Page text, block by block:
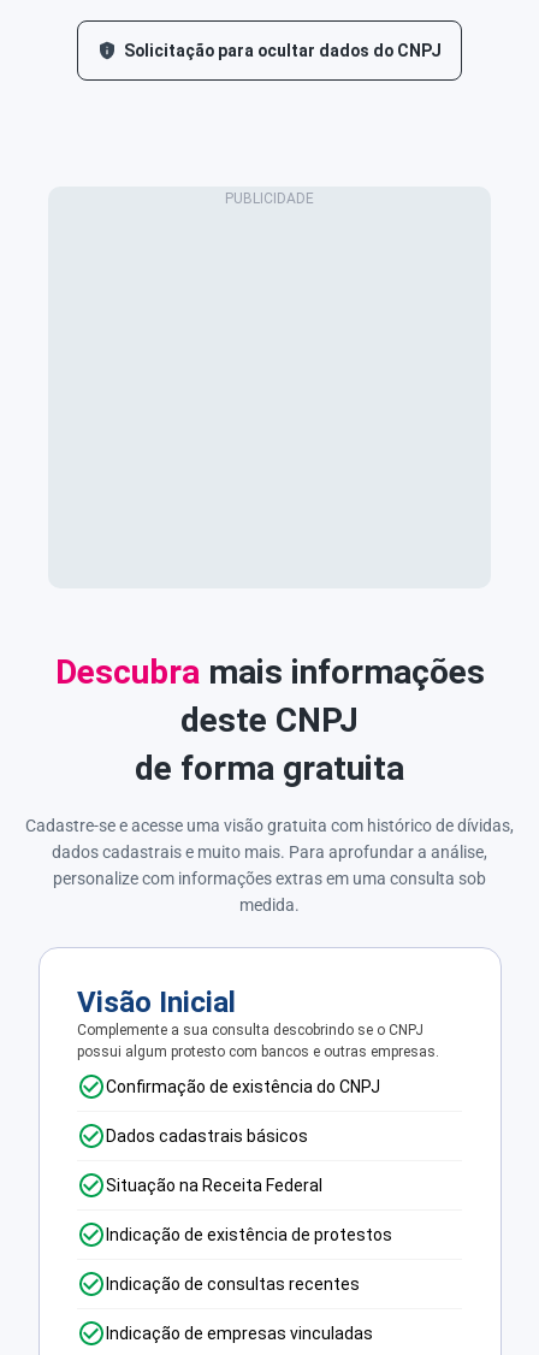
Solicitação para ocultar dados do CNPJ
Descubra mais informações
deste CNPJ
de forma gratuita
Cadastre-se e acesse uma visão gratuita com histórico de dívidas,
dados cadastrais e muito mais. Para aprofundar a análise,
personalize com informações extras em uma consulta sob
medida.
Visão Inicial
Complemente a sua consulta descobrindo se o CNPJ
possui algum protesto com bancos e outras empresas.
Confirmação de existência do CNPJ
Dados cadastrais básicos
Situação na Receita Federal
Indicação de existência de protestos
Indicação de consultas recentes
Indicação de empresas vinculadas